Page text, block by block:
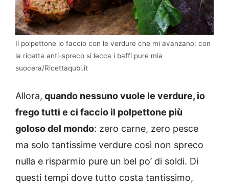
Il polpettone lo faccio con le verdure che mi avanzano: con
la ricetta anti-spreco si lecca i baffi pure mia
suocera/Ricettaqubi.it
Allora, quando nessuno vuole le verdure, io
frego tutti e ci faccio il polpettone più
goloso del mondo: zero carne, zero pesce
ma solo tantissime verdure così non spreco
nulla e risparmio pure un bel po’ di soldi. Di
questi tempi dove tutto costa tantissimo,